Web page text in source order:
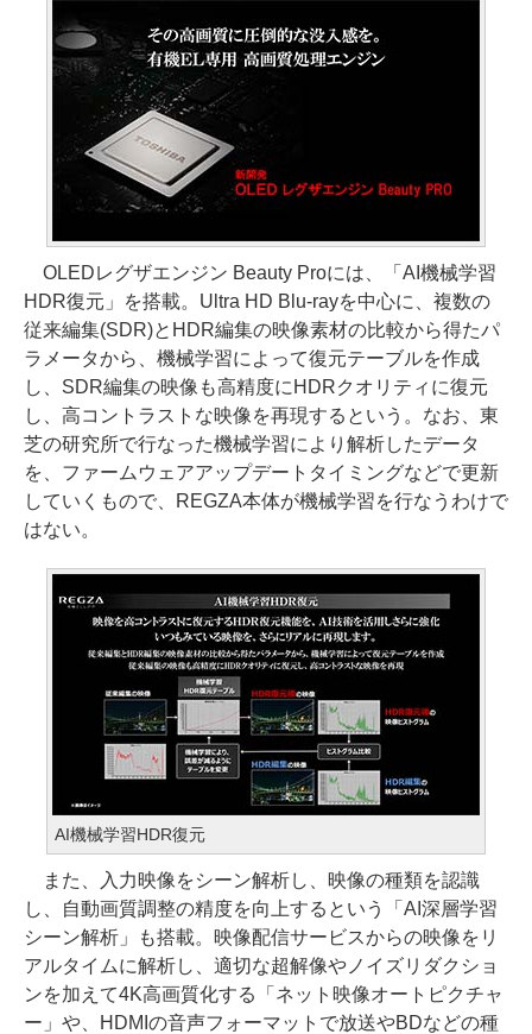
OLEDレグザエンジン Beauty Proには、「AI機械学習
HDR復元」を搭載。Ultra HD Blu-rayを中心に、複数の
従来編集(SDR)とHDR編集の映像素材の比較から得たパ
ラメータから、機械学習によって復元テーブルを作成
し、SDR編集の映像も高精度にHDRクオリティに復元
し、高コントラストな映像を再現するという。なお、東
芝の研究所で行なった機械学習により解析したデータ
を、ファームウェアアップデートタイミングなどで更新
していくもので、REGZA本体が機械学習を行なうわけで
はない。
AI機械学習HDR復元
また、入力映像をシーン解析し、映像の種類を認識
し、自動画質調整の精度を向上するという「AI深層学習
シーン解析」も搭載。映像配信サービスからの映像をリ
アルタイムに解析し、適切な超解像やノイズリダクショ
ンを加えて4K高画質化する「ネット映像オートピクチャ
ー」や、HDMIの音声フォーマットで放送やBDなどの種